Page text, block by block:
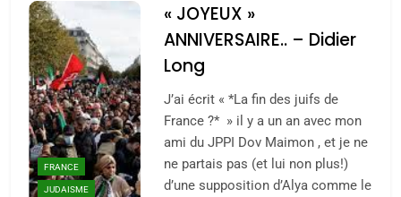
FRANCE
JUDAISME
« JOYEUX »
ANNIVERSAIRE.. – Didier
Long
J’ai écrit « *La fin des juifs de
France ?* » il y a un an avec mon
ami du JPPI Dov Maimon , et je ne
ne partais pas (et lui non plus!)
d’une supposition d’Alya comme le